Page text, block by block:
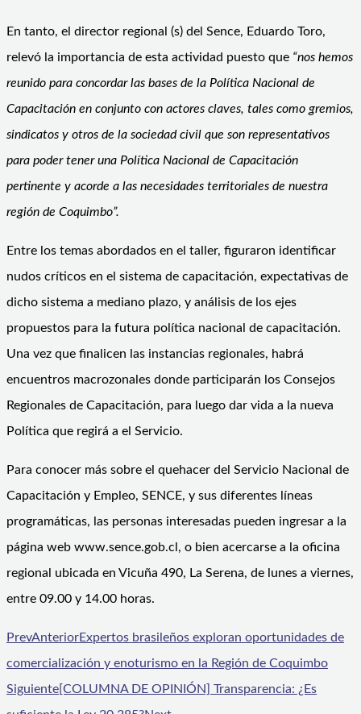
En tanto, el director regional (s) del Sence, Eduardo Toro,
relevó la importancia de esta actividad puesto que “nos hemos
reunido para concordar las bases de la Política Nacional de
Capacitación en conjunto con actores claves, tales como gremios,
sindicatos y otros de la sociedad civil que son representativos
para poder tener una Política Nacional de Capacitación
pertinente y acorde a las necesidades territoriales de nuestra
región de Coquimbo”.
Entre los temas abordados en el taller, figuraron identificar
nudos críticos en el sistema de capacitación, expectativas de
dicho sistema a mediano plazo, y análisis de los ejes
propuestos para la futura política nacional de capacitación.
Una vez que finalicen las instancias regionales, habrá
encuentros macrozonales donde participarán los Consejos
Regionales de Capacitación, para luego dar vida a la nueva
Política que regirá a el Servicio.
Para conocer más sobre el quehacer del Servicio Nacional de
Capacitación y Empleo, SENCE, y sus diferentes líneas
programáticas, las personas interesadas pueden ingresar a la
página web www.sence.gob.cl, o bien acercarse a la oficina
regional ubicada en Vicuña 490, La Serena, de lunes a viernes,
entre 09.00 y 14.00 horas.
PrevAnteriorExpertos brasileños exploran oportunidades de
comercialización y enoturismo en la Región de Coquimbo
Siguiente[COLUMNA DE OPINIÓN] Transparencia: ¿Es